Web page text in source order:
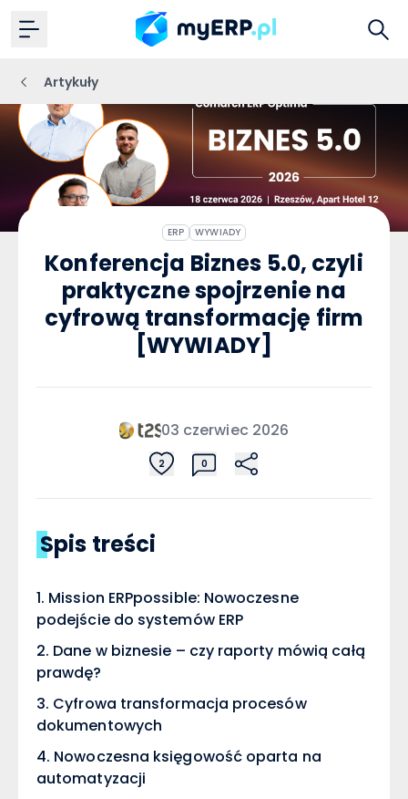
Artykuły
ERP WYWIADY
Konferencja Biznes 5.0, czyli
praktyczne spojrzenie na
cyfrową transformację firm
[WYWIADY]
03 czerwiec 2026
2 0
Spis treści
Mission ERPpossible: Nowoczesne
podejście do systemów ERP
Dane w biznesie – czy raporty mówią całą
prawdę?
Cyfrowa transformacja procesów
dokumentowych
Nowoczesna księgowość oparta na
automatyzacji